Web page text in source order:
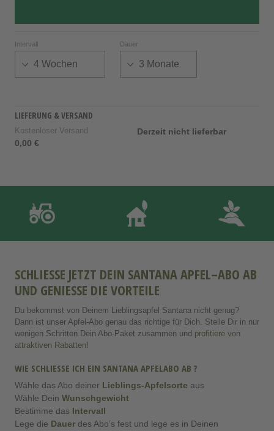
Intervall Dauer
LIEFERUNG & VERSAND
Kostenloser Versand
0,00 €
Derzeit nicht lieferbar
SCHLIESSE JETZT DEIN SANTANA APFEL–ABO AB U
ND GENIESSE DIE VORTEILE
Du bekommst von Deinem Lieblingsapfel Santana nicht genug?
Dann ist unser Apfel-Abo genau das richtige für Dich. Stelle Dir in nur
wenigen Schritten Dein Abo-Paket zusammen und profitiere von
attraktiven Rabatten!
WIE SCHLIESSE ICH EIN SANTANA APFELABO AB ?
Wähle das Abo deiner Lieblings-Apfelsorte aus
Wähle Dein Wunschgewicht
Bestimme das Intervall
Lege die Dauer des Abo’s fest und lege es in Deinen